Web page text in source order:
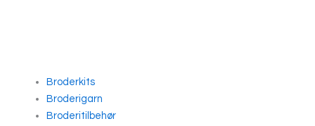
Broderkits
Broderigarn
Broderitilbehør